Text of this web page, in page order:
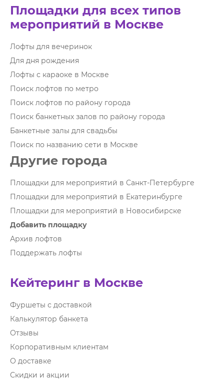
Площадки для всех типов
мероприятий в Москве
Лофты для вечеринок
Для дня рождения
Лофты с караоке в Москве
Поиск лофтов по метро
Поиск лофтов по району города
Поиск банкетных залов по району города
Банкетные залы для свадьбы
Поиск по названию сети в Москве
Другие города
Площадки для мероприятий в Санкт-Петербурге
Площадки для мероприятий в Екатеринбурге
Площадки для мероприятий в Новосибирске
Добавить площадку
Архив лофтов
Поддержать лофты
Кейтеринг в Москве
Фуршеты с доставкой
Калькулятор банкета
Отзывы
Корпоративным клиентам
О доставке
Скидки и акции